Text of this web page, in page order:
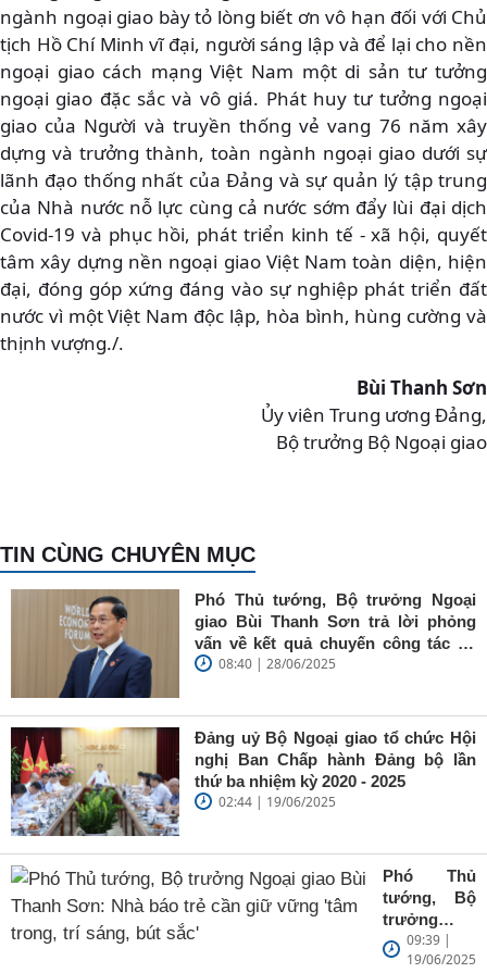
ngành ngoại giao bày tỏ lòng biết ơn vô hạn đối với Chủ
tịch Hồ Chí Minh vĩ đại, người sáng lập và để lại cho nền
ngoại giao cách mạng Việt Nam một di sản tư tưởng
ngoại giao đặc sắc và vô giá. Phát huy tư tưởng ngoại
giao của Người và truyền thống vẻ vang 76 năm xây
dựng và trưởng thành, toàn ngành ngoại giao dưới sự
lãnh đạo thống nhất của Đảng và sự quản lý tập trung
của Nhà nước nỗ lực cùng cả nước sớm đẩy lùi đại dịch
Covid-19 và phục hồi, phát triển kinh tế - xã hội, quyết
tâm xây dựng nền ngoại giao Việt Nam toàn diện, hiện
đại, đóng góp xứng đáng vào sự nghiệp phát triển đất
nước vì một Việt Nam độc lập, hòa bình, hùng cường và
thịnh vượng./.
Bùi Thanh Sơn
Ủy viên Trung ương Đảng,
Bộ trưởng Bộ Ngoại giao
TIN CÙNG CHUYÊN MỤC
Phó Thủ tướng, Bộ trưởng Ngoại
giao Bùi Thanh Sơn trả lời phỏng
vấn về kết quả chuyến công tác tại
Trung Quốc của Thủ tướng Chính
08:40 | 28/06/2025
Đảng uỷ Bộ Ngoại giao tổ chức Hội
nghị Ban Chấp hành Đảng bộ lần
thứ ba nhiệm kỳ 2020 - 2025
02:44 | 19/06/2025
Phó Thủ
tướng, Bộ
trưởng
Ngoại giao
Bùi Thanh
09:39 |
19/06/2025